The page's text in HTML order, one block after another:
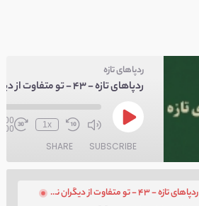
ردپاهای تازه
1x
SUBSCRIBE
SHARE
ردپاهای تازه - ۴۳ - تو متفاوت از دیگران نیستی